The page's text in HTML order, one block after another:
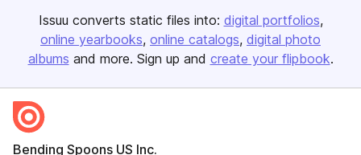
Issuu converts static files into: digital portfolios
online yearbooks online catalogs digital photo
albums and more. Sign up and create your flipbook.
Bending Spoons US Inc.